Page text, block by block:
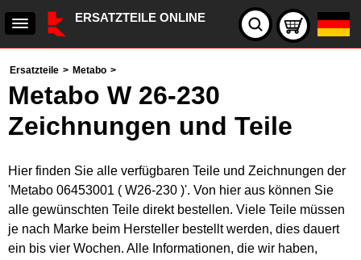
ERSATZTEILE ONLINE
Ersatzteile > Metabo >
Metabo W 26-230
Zeichnungen und Teile
Hier finden Sie alle verfügbaren Teile und Zeichnungen der
'Metabo 06453001 ( W26-230 )'. Von hier aus können Sie
alle gewünschten Teile direkt bestellen. Viele Teile müssen
je nach Marke beim Hersteller bestellt werden, dies dauert
ein bis vier Wochen. Alle Informationen, die wir haben,